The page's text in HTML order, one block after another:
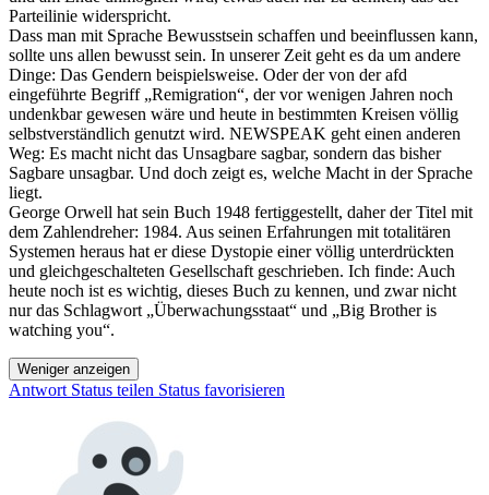
Parteilinie widerspricht.
Dass man mit Sprache Bewusstsein schaffen und beeinflussen kann,
sollte uns allen bewusst sein. In unserer Zeit geht es da um andere
Dinge: Das Gendern beispielsweise. Oder der von der afd
eingeführte Begriff „Remigration“, der vor wenigen Jahren noch
undenkbar gewesen wäre und heute in bestimmten Kreisen völlig
selbstverständlich genutzt wird. NEWSPEAK geht einen anderen
Weg: Es macht nicht das Unsagbare sagbar, sondern das bisher
Sagbare unsagbar. Und doch zeigt es, welche Macht in der Sprache
liegt.
George Orwell hat sein Buch 1948 fertiggestellt, daher der Titel mit
dem Zahlendreher: 1984. Aus seinen Erfahrungen mit totalitären
Systemen heraus hat er diese Dystopie einer völlig unterdrückten
und gleichgeschalteten Gesellschaft geschrieben. Ich finde: Auch
heute noch ist es wichtig, dieses Buch zu kennen, und zwar nicht
nur das Schlagwort „Überwachungsstaat“ und „Big Brother is
watching you“.
Weniger anzeigen
Antwort Status teilen Status favorisieren